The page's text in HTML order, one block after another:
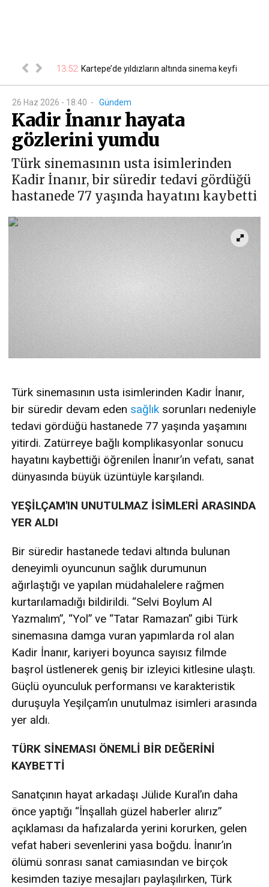
Recep 13:52 Kartepe’de yıldızların altında sinema keyfi
26 Haz 2026 - 18:40 - Gündem
Kadir İnanır hayata
gözlerini yumdu
Türk sinemasının usta isimlerinden
Kadir İnanır, bir süredir tedavi gördüğü
hastanede 77 yaşında hayatını kaybetti
Türk sinemasının usta isimlerinden Kadir İnanır,
bir süredir devam eden sağlık sorunları nedeniyle
tedavi gördüğü hastanede 77 yaşında yaşamını
yitirdi. Zatürreye bağlı komplikasyonlar sonucu
hayatını kaybettiği öğrenilen İnanır’ın vefatı, sanat
dünyasında büyük üzüntüyle karşılandı.
YEŞİLÇAM'IN UNUTULMAZ İSİMLERİ ARASINDA
YER ALDI
Bir süredir hastanede tedavi altında bulunan
deneyimli oyuncunun sağlık durumunun
ağırlaştığı ve yapılan müdahalelere rağmen
kurtarılamadığı bildirildi. “Selvi Boylum Al
Yazmalım”, “Yol” ve “Tatar Ramazan” gibi Türk
sinemasına damga vuran yapımlarda rol alan
Kadir İnanır, kariyeri boyunca sayısız filmde
başrol üstlenerek geniş bir izleyici kitlesine ulaştı.
Güçlü oyunculuk performansı ve karakteristik
duruşuyla Yeşilçam’ın unutulmaz isimleri arasında
yer aldı.
TÜRK SİNEMASI ÖNEMLİ BİR DEĞERİNİ
KAYBETTİ
Sanatçının hayat arkadaşı Jülide Kural’ın daha
önce yaptığı “İnşallah güzel haberler alırız”
açıklaması da hafızalarda yerini korurken, gelen
vefat haberi sevenlerini yasa boğdu. İnanır’ın
ölümü sonrası sanat camiasından ve birçok
kesimden taziye mesajları paylaşılırken, Türk